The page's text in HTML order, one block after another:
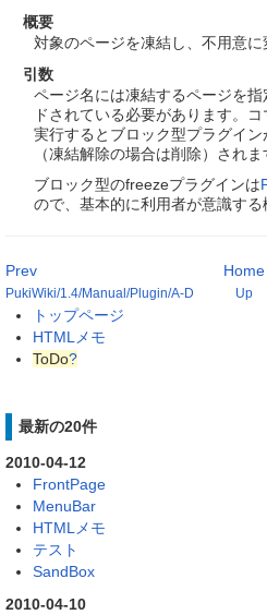
概要
対象のページを凍結し、不用意に
引数
ページ名には凍結するページを
ドされている必要があります。
実行するとブロック型プラグイ
（凍結解除の場合は削除）されま
ブロック型のfreezeプラグインは
ので、基本的に利用者が意識する
Prev
PukiWiki/1.4/Manual/Plugin/A-D
Home
Up
トップページ
HTMLメモ
ToDo?
最新の20件
2010-04-12
FrontPage
MenuBar
HTMLメモ
テスト
SandBox
2010-04-10